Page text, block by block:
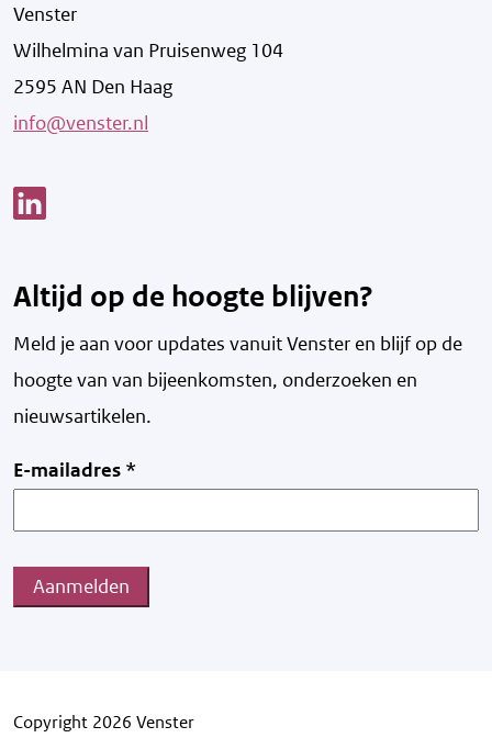
Venster
Wilhelmina van Pruisenweg 104
2595 AN Den Haag
info@venster.nl
Altijd op de hoogte blijven?
Meld je aan voor updates vanuit Venster en blijf op de
hoogte van van bijeenkomsten, onderzoeken en
nieuwsartikelen.
E-mailadres *
Aanmelden
Copyright 2026 Venster